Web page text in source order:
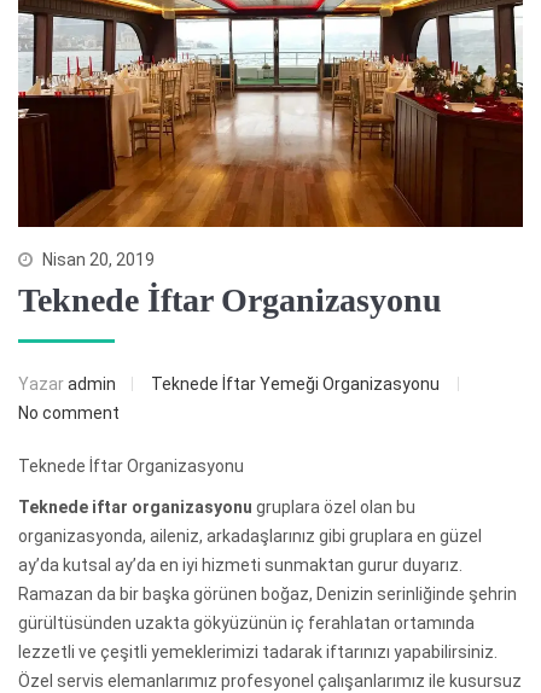
Nisan 20, 2019
Teknede İftar Organizasyonu
Yazaradmin
Teknede İftar Yemeği Organizasyonu
No comment
Teknede İftar Organizasyonu
Teknede iftar organizasyonu gruplara özel olan bu
organizasyonda, aileniz, arkadaşlarınız gibi gruplara en güzel
ay’da kutsal ay’da en iyi hizmeti sunmaktan gurur duyarız.
Ramazan da bir başka görünen boğaz, Denizin serinliğinde şehrin
gürültüsünden uzakta gökyüzünün iç ferahlatan ortamında
lezzetli ve çeşitli yemeklerimizi tadarak iftarınızı yapabilirsiniz.
Özel servis elemanlarımız profesyonel çalışanlarımız ile kusursuz